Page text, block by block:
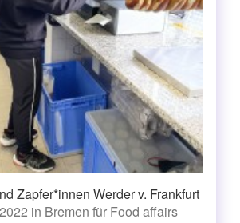
Zapfer*innen Werder v. Frankfurt
in Bremen für Food affairs